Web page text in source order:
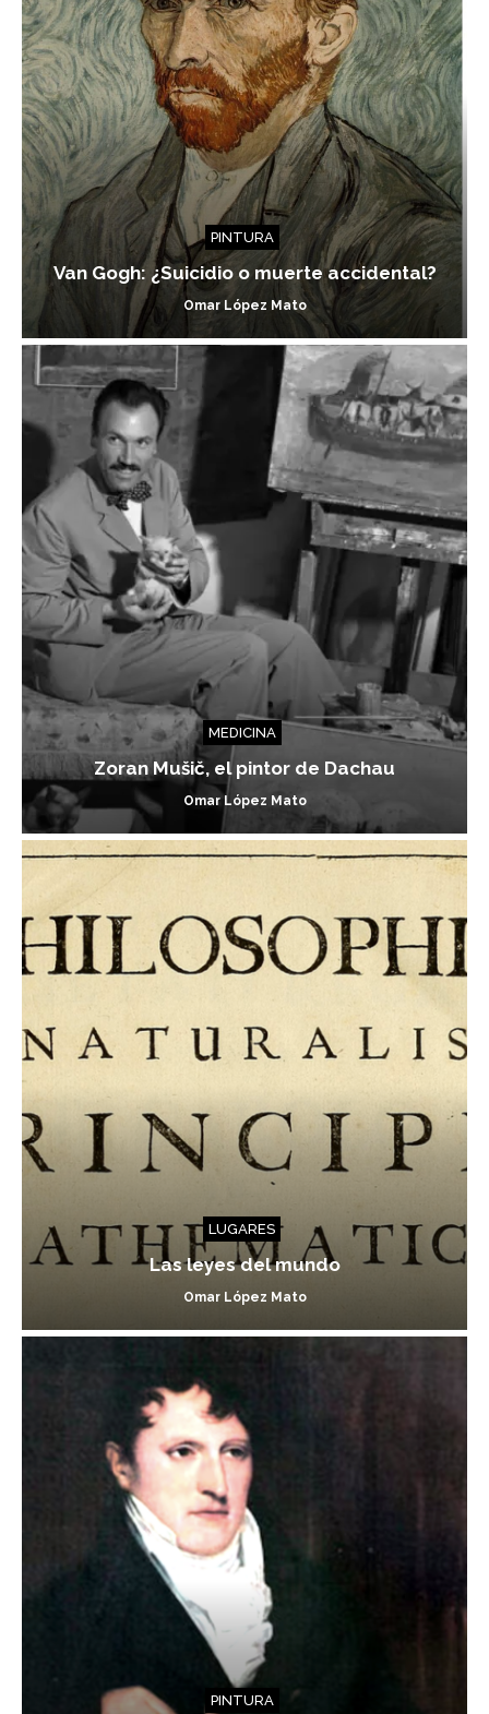
PINTURA
Van Gogh: ¿Suicidio o muerte accidental?
Omar López Mato
MEDICINA
Zoran Mušič, el pintor de Dachau
Omar López Mato
LUGARES
Las leyes del mundo
Omar López Mato
PINTURA